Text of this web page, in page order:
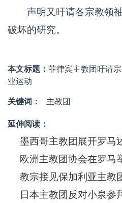
声明又吁请各宗教领袖
破坏的研究。
本文标题： 菲律宾主教团吁请
业运动
关键词： 主教团
延伸阅读：
墨西哥主教团展开罗马
教宗接见保加利亚主教
日本主教团反对小泉参